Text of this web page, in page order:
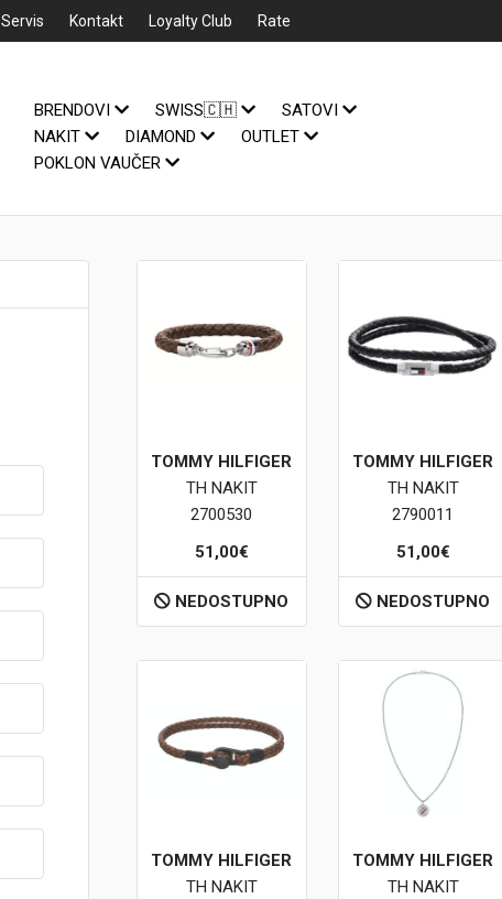
Servis Kontakt Loyalty Club Rate
BRENDOVI SWISS🇨🇭
SATOVI
NAKIT
DIAMOND
OUTLET
POKLON VAUČER
TOMMY HILFIGER
TH NAKIT
2700530
51,00€
NEDOSTUPNO
TOMMY HILFIGER
TH NAKIT
2790011
51,00€
NEDOSTUPNO
TOMMY HILFIGER
TH NAKIT
TOMMY HILFIGER
TH NAKIT